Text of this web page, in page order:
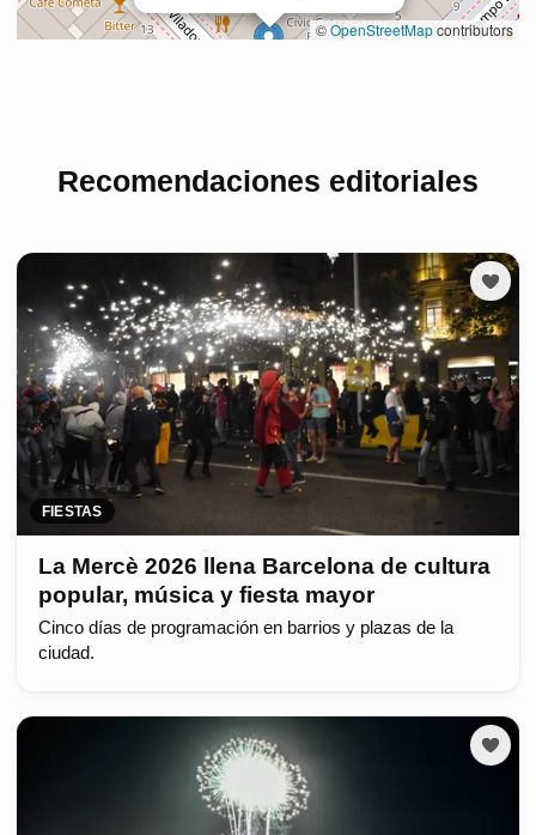
Recomendaciones editoriales
FIESTAS
La Mercè 2026 llena Barcelona de cultura
popular, música y fiesta mayor
Cinco días de programación en barrios y plazas de la
ciudad.